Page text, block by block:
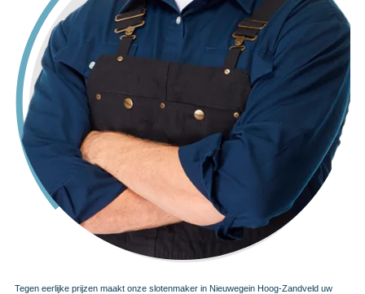
Tegen eerlijke prijzen maakt onze slotenmaker in Nieuwegein Hoog-Zandveld uw